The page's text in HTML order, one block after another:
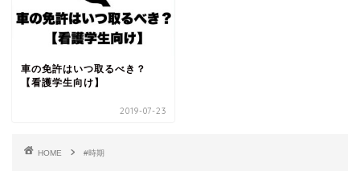
車の免許はいつ取るべき？
【看護学生向け】
2019-07-23
HOME #時期